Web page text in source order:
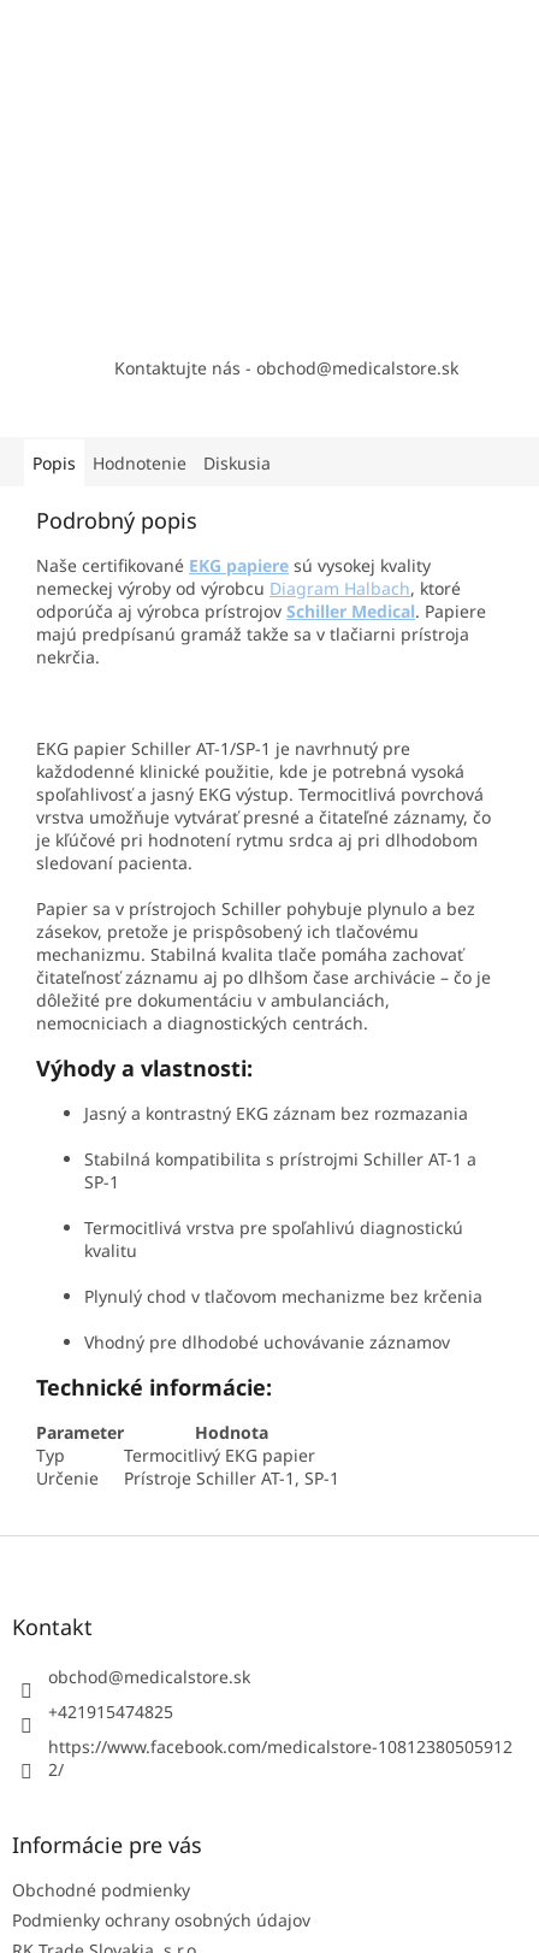
Kontaktujte nás - obchod@medicalstore.sk
Popis Hodnotenie Diskusia
Podrobný popis
Naše certifikované EKG papiere sú vysokej kvality
nemeckej výroby od výrobcu Diagram Halbach, ktoré
odporúča aj výrobca prístrojov Schiller Medical. Papiere
majú predpísanú gramáž takže sa v tlačiarni prístroja
nekrčia.
EKG papier Schiller AT-1/SP-1 je navrhnutý pre
každodenné klinické použitie, kde je potrebná vysoká
spoľahlivosť a jasný EKG výstup. Termocitlivá povrchová
vrstva umožňuje vytvárať presné a čitateľné záznamy, čo
je kľúčové pri hodnotení rytmu srdca aj pri dlhodobom
sledovaní pacienta.
Papier sa v prístrojoch Schiller pohybuje plynulo a bez
zásekov, pretože je prispôsobený ich tlačovému
mechanizmu. Stabilná kvalita tlače pomáha zachovať
čitateľnosť záznamu aj po dlhšom čase archivácie – čo je
dôležité pre dokumentáciu v ambulanciách,
nemocniciach a diagnostických centrách.
Výhody a vlastnosti:
Jasný a kontrastný EKG záznam bez rozmazania
Stabilná kompatibilita s prístrojmi Schiller AT-1 a
SP-1
Termocitlivá vrstva pre spoľahlivú diagnostickú
kvalitu
Plynulý chod v tlačovom mechanizme bez krčenia
Vhodný pre dlhodobé uchovávanie záznamov
Technické informácie:
Parameter
Hodnota
Typ
Termocitlivý EKG papier
Určenie
Prístroje Schiller AT-1, SP-1
Z
Kontakt
obchod@medicalstore.sk
+421915474825
https://www.facebook.com/medicalstore-10812380505912
2/
Informácie pre vás
Obchodné podmienky
Podmienky ochrany osobných údajov